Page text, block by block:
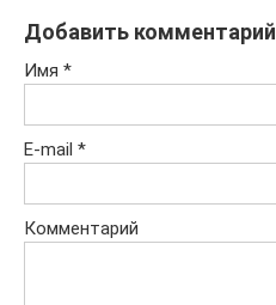
Добавить комментарий
Имя *
E-mail *
Комментарий